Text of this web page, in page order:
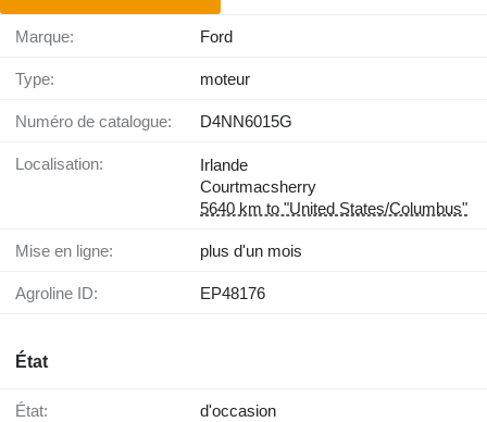
Marque: Ford
Type: moteur
Numéro de catalogue: D4NN6015G
Localisation:
Irlande
Courtmacsherry
5640 km to "United States/Columbus"
Mise en ligne: plus d'un mois
Agroline ID: EP48176
État
État: d'occasion